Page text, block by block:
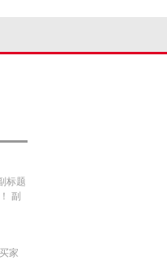
标题
副
家